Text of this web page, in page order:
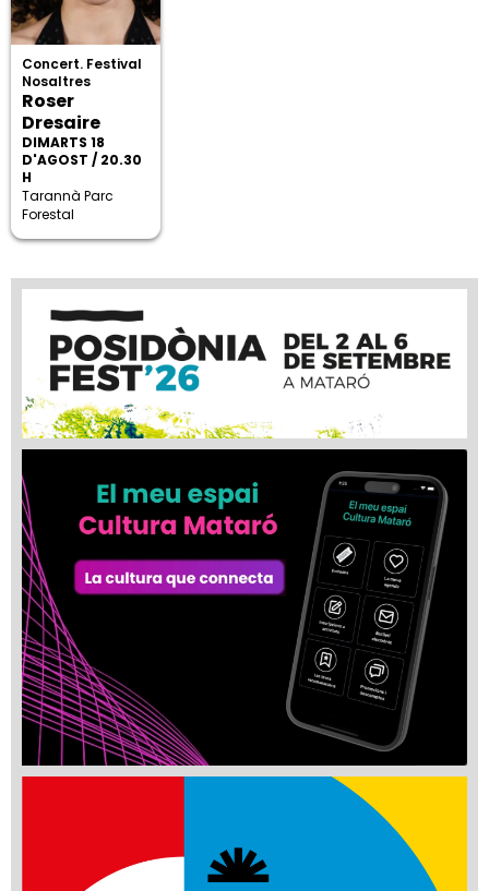
Concert. Festival
Nosaltres
Roser
Dresaire
DIMARTS 18
D'AGOST / 20.30
H
Tarannà Parc
Forestal